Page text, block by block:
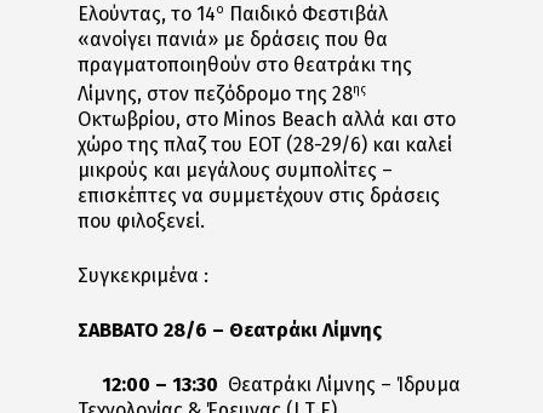
Ελούντας, το 14ο Παιδικό Φεστιβάλ
«ανοίγει πανιά» με δράσεις που θα
πραγματοποιηθούν στο θεατράκι της
Λίμνης, στον πεζόδρομο της 28ης
Οκτωβρίου, στο Minos Beach αλλά και στο
χώρο της πλαζ του ΕΟΤ (28-29/6) και καλεί
μικρούς και μεγάλους συμπολίτες –
επισκέπτες να συμμετέχουν στις δράσεις
που φιλοξενεί.
Συγκεκριμένα :
ΣΑΒΒΑΤΟ 28/6 – Θεατράκι Λίμνης
12:00 – 13:30 Θεατράκι Λίμνης – Ίδρυμα